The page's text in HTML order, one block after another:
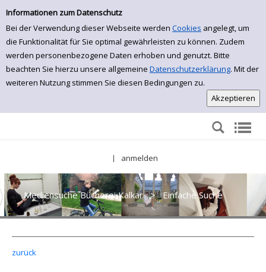
Einfache Suche
Informationen zum Datenschutz
Bei der Verwendung dieser Webseite werden Cookies angelegt, um
die Funktionalität für Sie optimal gewährleisten zu können. Zudem
werden personenbezogene Daten erhoben und genutzt. Bitte
beachten Sie hierzu unsere allgemeine Datenschutzerklärung. Mit der
weiteren Nutzung stimmen Sie diesen Bedingungen zu.
Zur Detailanzeige springen
| anmelden
Mediensuche Bücherei Kalkar>Einfache Suche
zurück